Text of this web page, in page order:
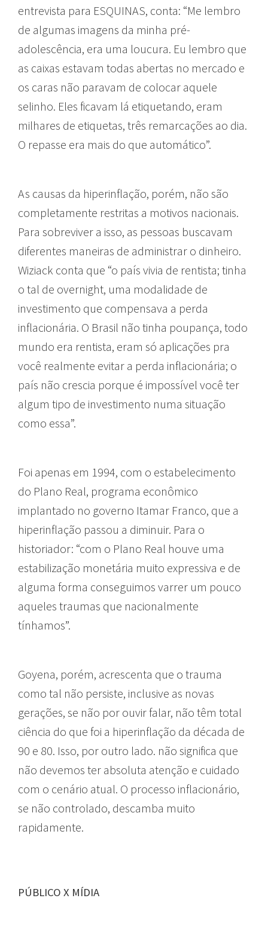
entrevista para ESQUINAS, conta: “Me lembro
de algumas imagens da minha pré-
adolescência, era uma loucura. Eu lembro que
as caixas estavam todas abertas no mercado e
os caras não paravam de colocar aquele
selinho. Eles ficavam lá etiquetando, eram
milhares de etiquetas, três remarcações ao dia.
O repasse era mais do que automático”.
As causas da hiperinflação, porém, não são
completamente restritas a motivos nacionais.
Para sobreviver a isso, as pessoas buscavam
diferentes maneiras de administrar o dinheiro.
Wiziack conta que “o país vivia de rentista; tinha
o tal de overnight, uma modalidade de
investimento que compensava a perda
inflacionária. O Brasil não tinha poupança, todo
mundo era rentista, eram só aplicações pra
você realmente evitar a perda inflacionária; o
país não crescia porque é impossível você ter
algum tipo de investimento numa situação
como essa”.
Foi apenas em 1994, com o estabelecimento
do Plano Real, programa econômico
implantado no governo Itamar Franco, que a
hiperinflação passou a diminuir. Para o
historiador: “com o Plano Real houve uma
estabilização monetária muito expressiva e de
alguma forma conseguimos varrer um pouco
aqueles traumas que nacionalmente
tínhamos”.
Goyena, porém, acrescenta que o trauma
como tal não persiste, inclusive as novas
gerações, se não por ouvir falar, não têm total
ciência do que foi a hiperinflação da década de
90 e 80. Isso, por outro lado. não significa que
não devemos ter absoluta atenção e cuidado
com o cenário atual. O processo inflacionário,
se não controlado, descamba muito
rapidamente.
PÚBLICO X MÍDIA